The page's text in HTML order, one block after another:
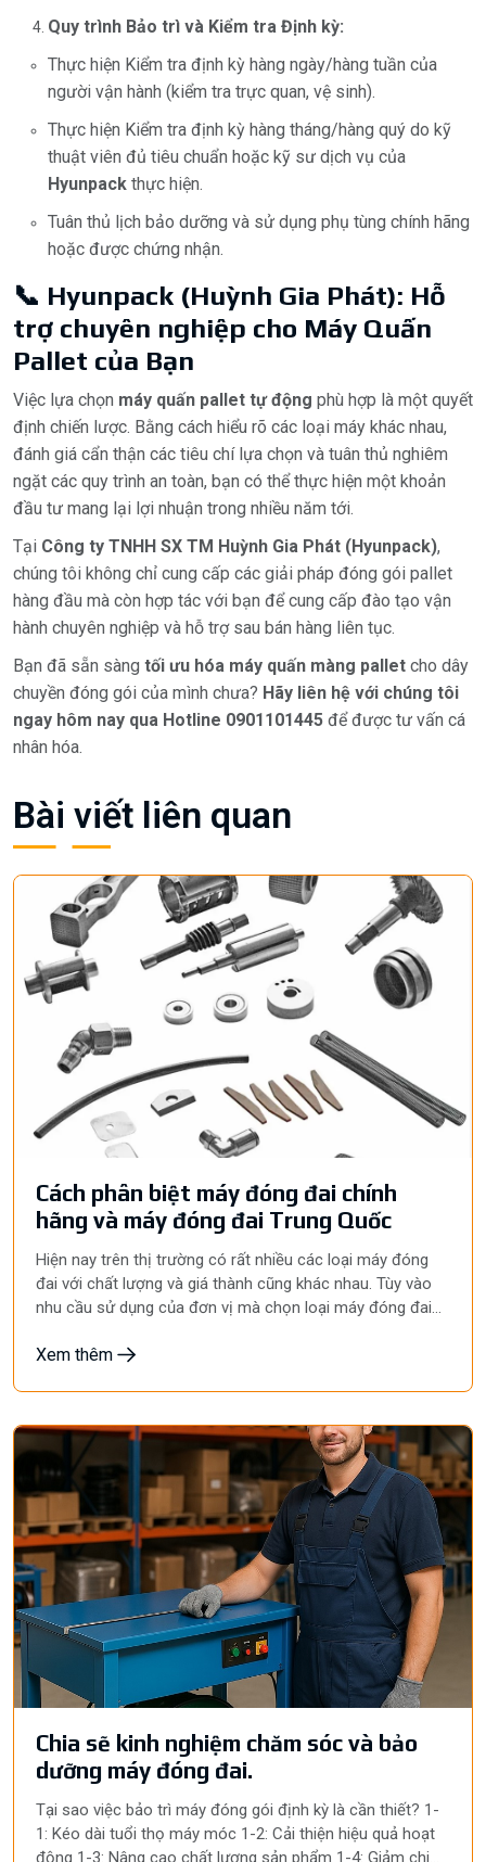
Quy trình Bảo trì và Kiểm tra Định kỳ:
Thực hiện Kiểm tra định kỳ hàng ngày/hàng tuần của
người vận hành (kiểm tra trực quan, vệ sinh).
Thực hiện Kiểm tra định kỳ hàng tháng/hàng quý do kỹ
thuật viên đủ tiêu chuẩn hoặc kỹ sư dịch vụ của
Hyunpack thực hiện.
Tuân thủ lịch bảo dưỡng và sử dụng phụ tùng chính hãng
hoặc được chứng nhận.
📞 Hyunpack (Huỳnh Gia Phát): Hỗ
trợ chuyên nghiệp cho Máy Quấn
Pallet của Bạn
Việc lựa chọn máy quấn pallet tự động phù hợp là một quyết
định chiến lược. Bằng cách hiểu rõ các loại máy khác nhau,
đánh giá cẩn thận các tiêu chí lựa chọn và tuân thủ nghiêm
ngặt các quy trình an toàn, bạn có thể thực hiện một khoản
đầu tư mang lại lợi nhuận trong nhiều năm tới.
Tại Công ty TNHH SX TM Huỳnh Gia Phát (Hyunpack),
chúng tôi không chỉ cung cấp các giải pháp đóng gói pallet
hàng đầu mà còn hợp tác với bạn để cung cấp đào tạo vận
hành chuyên nghiệp và hỗ trợ sau bán hàng liên tục.
Bạn đã sẵn sàng tối ưu hóa máy quấn màng pallet cho dây
chuyền đóng gói của mình chưa? Hãy liên hệ với chúng tôi
ngay hôm nay qua Hotline 0901101445 để được tư vấn cá
nhân hóa.
Bài viết liên quan
Cách phân biệt máy đóng đai chính
hãng và máy đóng đai Trung Quốc
Hiện nay trên thị trường có rất nhiều các loại máy đóng
đai với chất lượng và giá thành cũng khác nhau. Tùy vào
nhu cầu sử dụng của đơn vị mà chọn loại máy đóng đai
Xem thêm
Chia sẽ kinh nghiệm chăm sóc và bảo
dưỡng máy đóng đai.
Tại sao việc bảo trì máy đóng gói định kỳ là cần thiết? 1-
1: Kéo dài tuổi thọ máy móc 1-2: Cải thiện hiệu quả hoạt
động 1-3: Nâng cao chất lượng sản phẩm 1-4: Giảm chi